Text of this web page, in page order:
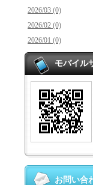
2026/03 (0)
2026/02 (0)
2026/01 (0)
モバイル
お問い合